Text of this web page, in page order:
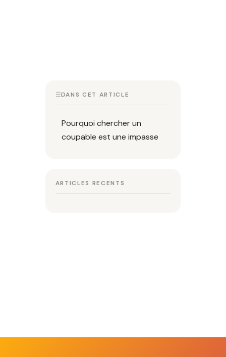
☰DANS CET ARTICLE
Pourquoi chercher un
coupable est une impasse
ARTICLES RECENTS